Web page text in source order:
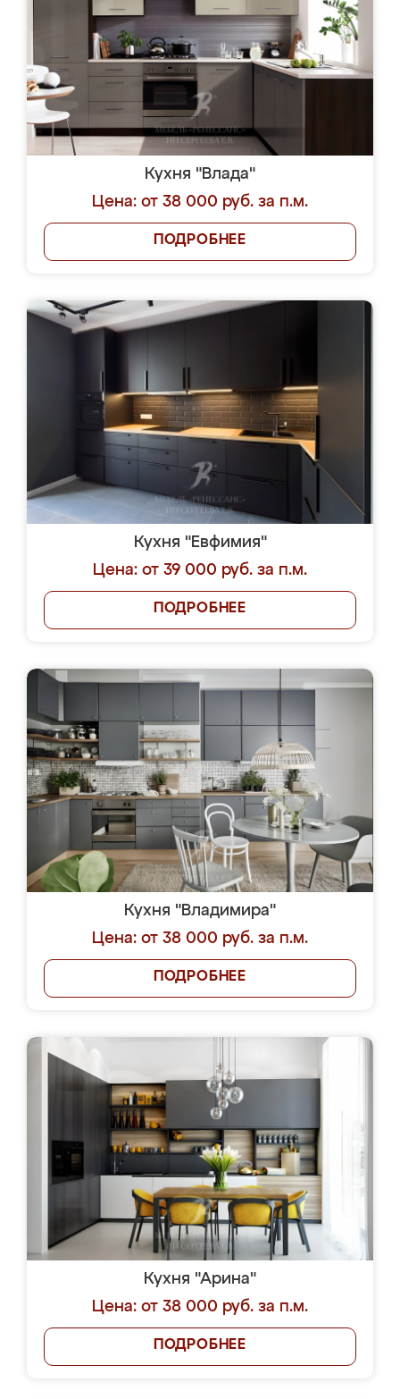
Кухня "Влада"
Цена: от 38 000 руб. за п.м.
ПОДРОБНЕЕ
Кухня "Евфимия"
Цена: от 39 000 руб. за п.м.
ПОДРОБНЕЕ
Кухня "Владимира"
Цена: от 38 000 руб. за п.м.
ПОДРОБНЕЕ
Кухня "Арина"
Цена: от 38 000 руб. за п.м.
ПОДРОБНЕЕ